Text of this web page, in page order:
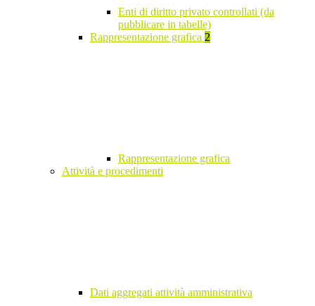
Enti di diritto privato controllati (da
pubblicare in tabelle)
Rappresentazione grafica 2
Rappresentazione grafica
Attività e procedimenti
Dati aggregati attività amministrativa